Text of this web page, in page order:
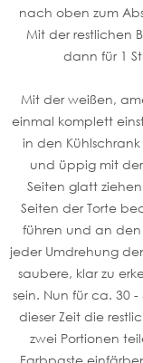
nach oben zum
Mit der restlichen
dann für 1
Mit der weißen,
einmal komplett
in den
und üppig mit
Seiten glatt
Seiten der Torte
führen und an
jeder Umdrehung
saubere, klar zu
sein. Nun für ca. 30
dieser Zeit die
zwei Portionen